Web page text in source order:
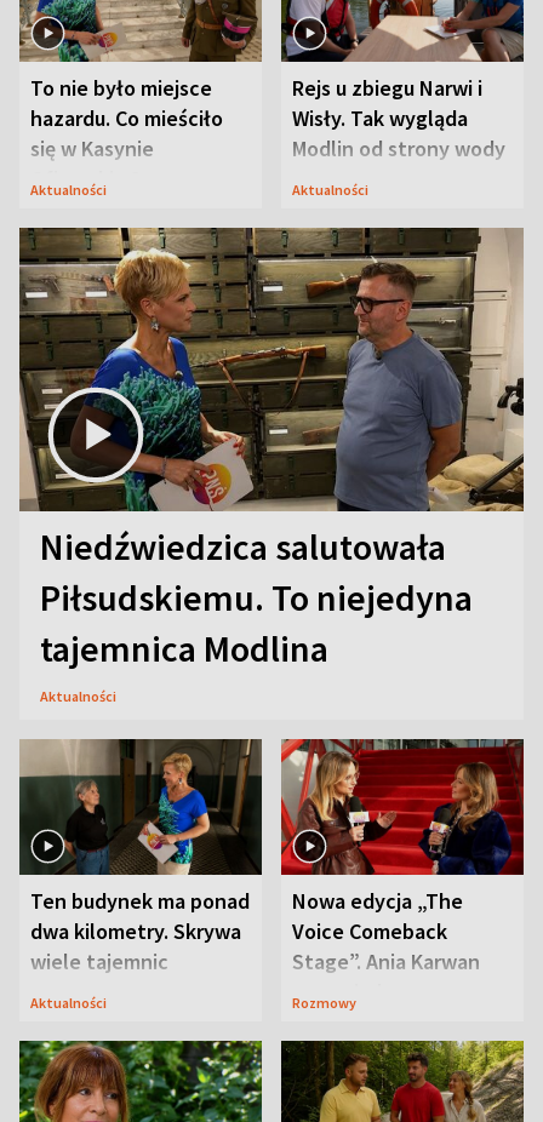
To nie było miejsce
hazardu. Co mieściło
się w Kasynie
Oficerskim?
Aktualności
Rejs u zbiegu Narwi i
Wisły. Tak wygląda
Modlin od strony wody
Aktualności
Niedźwiedzica salutowała
Piłsudskiemu. To niejedyna
tajemnica Modlina
Aktualności
Ten budynek ma ponad
dwa kilometry. Skrywa
wiele tajemnic
Aktualności
Nowa edycja „The
Voice Comeback
Stage”. Ania Karwan
zapowiada
Rozmowy